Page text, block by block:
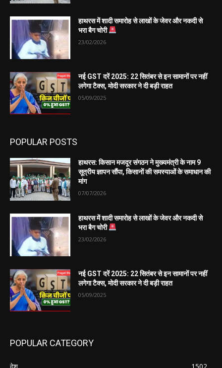
हाथरस में शादी समारोह से लाखों के जेवर और नकदी से
भरा बैग चोरी
23/02/2026
नई GST दरें 2025: 22 सितंबर से इन सामानों पर नहीं
लगेगा टैक्स, मोदी सरकार ने दी बड़ी राहत
05/09/2025
POPULAR POSTS
हाथरस: किसान मजदूर संगठन ने मुख्यमंत्री के नाम 9
सूत्रीय ज्ञापन सौंपा, किसानों की समस्याओं के समाधान की
मांग
07/07/2026
हाथरस में शादी समारोह से लाखों के जेवर और नकदी से
भरा बैग चोरी
23/02/2026
नई GST दरें 2025: 22 सितंबर से इन सामानों पर नहीं
लगेगा टैक्स, मोदी सरकार ने दी बड़ी राहत
05/09/2025
POPULAR CATEGORY